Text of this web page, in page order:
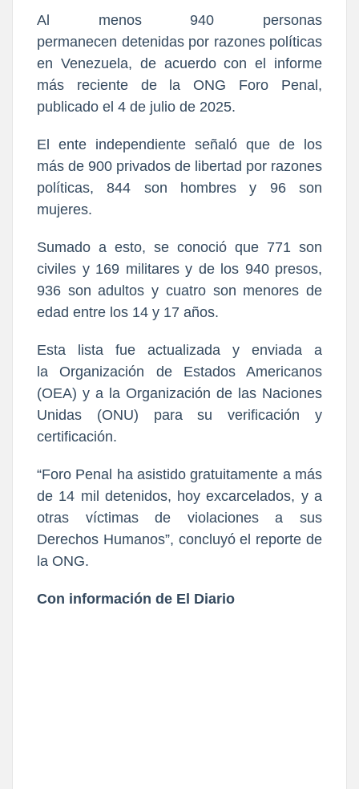
Al menos 940 personas
permanecen detenidas por razones políticas
en Venezuela, de acuerdo con el informe
más reciente de la ONG Foro Penal,
publicado el 4 de julio de 2025.
El ente independiente señaló que de los
más de 900 privados de libertad por razones
políticas,
844 son hombres y 96 son
mujeres.
Sumado a esto, se conoció que 771 son
civiles y 169 militares y de los 940 presos,
936 son adultos y cuatro son menores de
edad entre los 14 y 17 años.
Esta lista fue actualizada y enviada a
la
Organización de Estados Americanos
(OEA) y a la Organización de las Naciones
Unidas (ONU)
para su verificación y
certificación.
“Foro Penal ha asistido gratuitamente a más
de 14 mil detenidos, hoy excarcelados, y a
otras víctimas de violaciones a sus
Derechos Humanos”, concluyó el reporte de
la ONG.
Con información de El Diario